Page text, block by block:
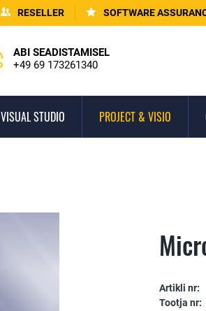
RESELLER SOFTWARE
ABI SEADISTAMISEL
+49 69 173261340
VISUAL STUDIO PROJECT & VISIO
Artikli nr:
Tootja nr: